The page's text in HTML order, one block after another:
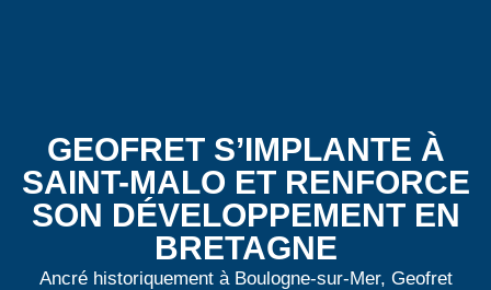
GEOFRET S’IMPLANTE À
SAINT-MALO ET RENFORCE
SON DÉVELOPPEMENT EN
BRETAGNE
Ancré historiquement à Boulogne-sur-Mer, Geofret